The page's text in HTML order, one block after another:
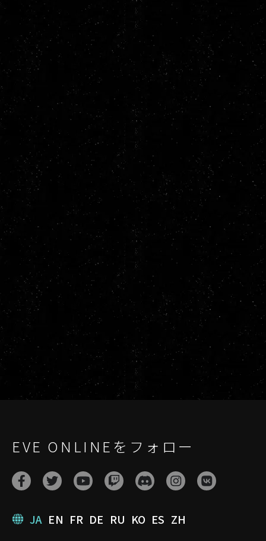
EVE ONLINEをフォロー
JA EN FR DE RU KO ES ZH